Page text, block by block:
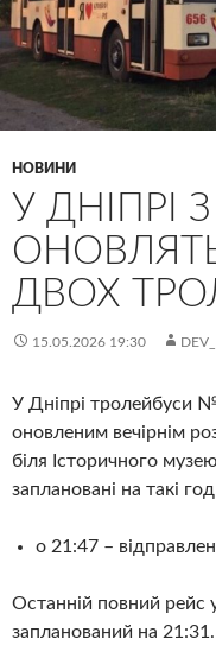
НОВИНИ
У ДНІПРІ
ДВОХ
15.05.2026 19:30
У Дніпрі тролейбуси
оновленим вечірнім
біля Історичного
заплановані на такі
о 21:47 –
Останній повний рейс
запланований на 21:31.